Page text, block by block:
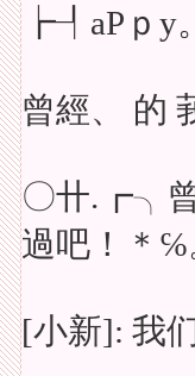
┢┦aΡｐy。
曾經、 的
〇卄.┏╮曾
過吧！＊℅
[小新]: 我